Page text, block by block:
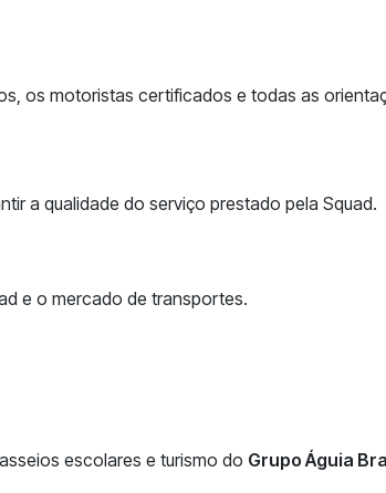
os motoristas certificados e todas as
a qualidade do serviço prestado pela Squad.
e o mercado de transportes.
escolares e turismo do Grupo Águia